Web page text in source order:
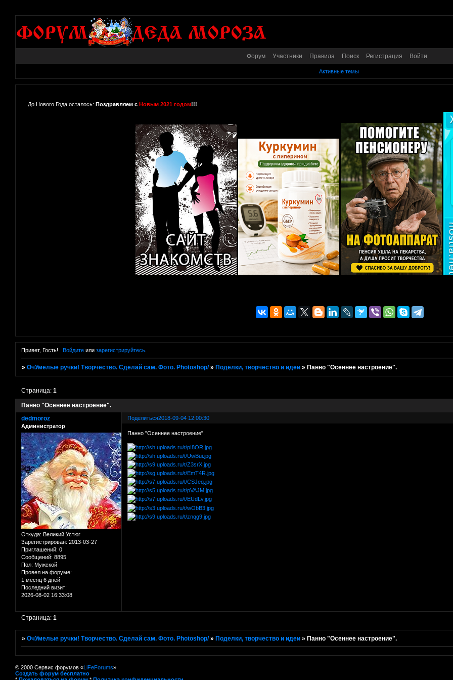
Форум Участники Правила Поиск Регистрация Войти
Активные темы
До Нового Года осталось: Поздравляем с Новым 2021 годом!!!
Привет, Гость! Войдитеили зарегистрируйтесь.
»ОчУмелые ручки! Творчество. Сделай сам. Фото. Photoshop/ » Поделки, творчество и идеи » Панно "Осеннее настроение".
Панно "Осеннее настроение".
Страница:1
Поделиться2018-09-04 12:00:30
dedmoroz
Администратор
Откуда: Великий Устюг
Зарегистрирован: 2013-03-27
Приглашений: 0
Сообщений: 8895
Пол: Мужской
Провел на форуме:
1 месяц 6 дней
Последний визит:
2026-08-02 16:33:08
Панно "Осеннее настроение".
Страница:1
»ОчУмелые ручки! Творчество. Сделай сам. Фото. Photoshop/ » Поделки, творчество и идеи » Панно "Осеннее настроение".
© 2000 Сервис форумов «LiFeForums»
Создать форум бесплатно